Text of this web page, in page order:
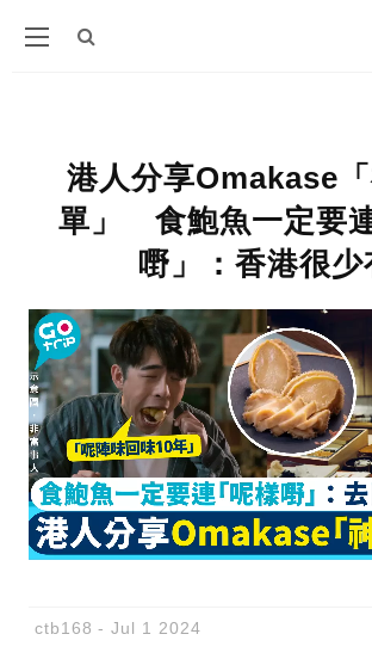
港人分享Omakase
單」 食鮑魚一定要
嘢」：香港很少
ctb168 Jul 1 2024